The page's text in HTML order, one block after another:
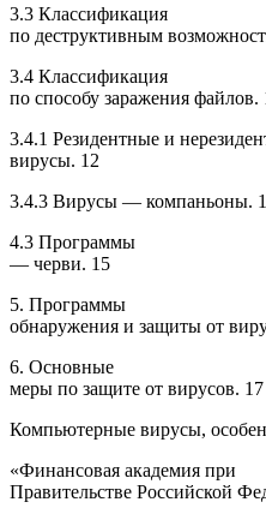
3.3 Классификация
по деструктивным
3.4 Классификация
по способу заражения файлов.
3.4.1 Резидентные и
вирусы. 12
3.4.3 Вирусы — компаньоны.
4.3 Программы
— черви. 15
5. Программы
обнаружения и защиты от
6. Основные
меры по защите от вирусов. 17
Компьютерные вирусы,
«Финансовая академия при
Правительстве Российской